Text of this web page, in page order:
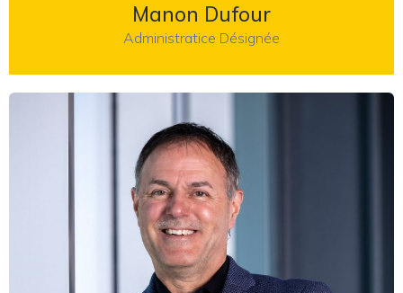
Manon Dufour
Administratice Désignée